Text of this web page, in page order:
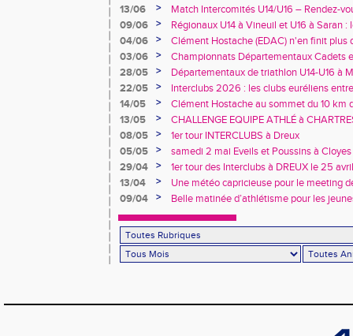
féminines
13/06 >
Match Intercomités U14/U16 – Rendez-
09/06
>
Régionaux U14 à Vineuil et U16 à Saran :
rendez-vous !
04/06 >
Clément Hostache (EDAC) n'en finit plus
03/06
>
Championnats Départementaux Cadets
performances à Chartres
28/05 >
Départementaux de triathlon U14-U16 à
au rendez-vous… tout comme les records
22/05 >
Interclubs 2026 : les clubs euréliens
relégation
14/05 >
Clément Hostache au sommet du 10 km
junior
13/05 >
CHALLENGE EQUIPE ATHLÉ à
08/05
>
1er tour INTERCLUBS à Dreux
05/05
>
samedi 2 mai Eveils et Poussins à Cloyes
29/04
>
1er tour des Interclubs à DREUX le 25
13/04
>
Une météo capricieuse pour le meeting
Rotrou
09/04 > Belle matinée d’athlétisme pour les